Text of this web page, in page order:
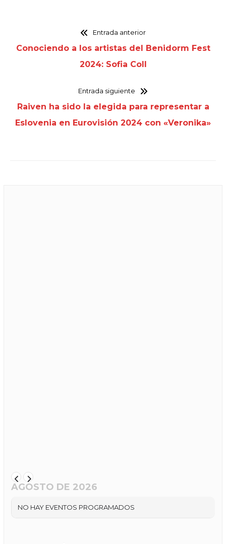
Entrada anterior
Conociendo a los artistas del Benidorm Fest
2024: Sofia Coll
Entrada siguiente
Raiven ha sido la elegida para representar a
Eslovenia en Eurovisión 2024 con «Veronika»
AGOSTO DE 2026
NO HAY EVENTOS PROGRAMADOS